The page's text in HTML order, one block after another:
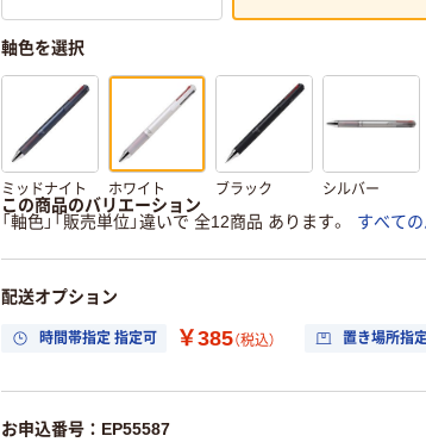
軸色を選択
ミッドナイト ホワイト ブラック シルバー
この商品のバリエーション
「軸色」「販売単位」違いで 全12商品 あります。
すべて
配送オプション
時間帯指定 指定可 ￥385（税込） 置き場所指
お申込番号：EP55587